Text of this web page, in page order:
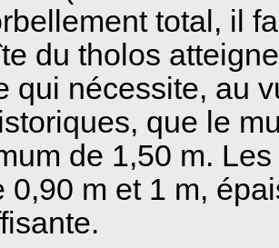
total, il
du tholos
qui nécessite, au
que le
de 1,50 m.
0,90 m et 1 m,